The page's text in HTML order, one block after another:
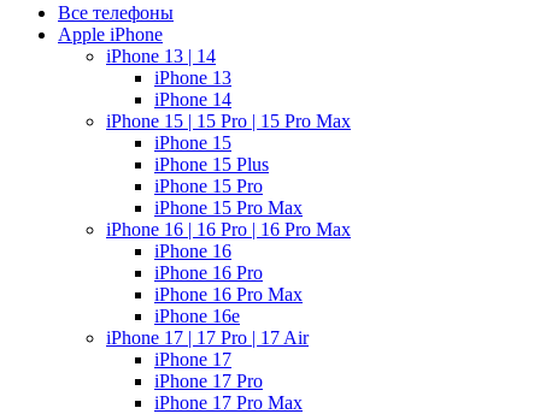
Все телефоны
Apple iPhone
iPhone 13 | 14
iPhone 13
iPhone 14
iPhone 15 | 15 Pro | 15 Pro Max
iPhone 15
iPhone 15 Plus
iPhone 15 Pro
iPhone 15 Pro Max
iPhone 16 | 16 Pro | 16 Pro Max
iPhone 16
iPhone 16 Pro
iPhone 16 Pro Max
iPhone 16e
iPhone 17 | 17 Pro | 17 Air
iPhone 17
iPhone 17 Pro
iPhone 17 Pro Max